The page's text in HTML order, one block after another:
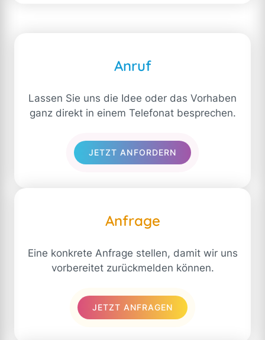
Anruf
Lassen Sie uns die Idee oder das Vorhaben
ganz direkt in einem Telefonat besprechen.
JETZT ANFORDERN
Anfrage
Eine konkrete Anfrage stellen, damit wir uns
vorbereitet zurückmelden können.
JETZT ANFRAGEN